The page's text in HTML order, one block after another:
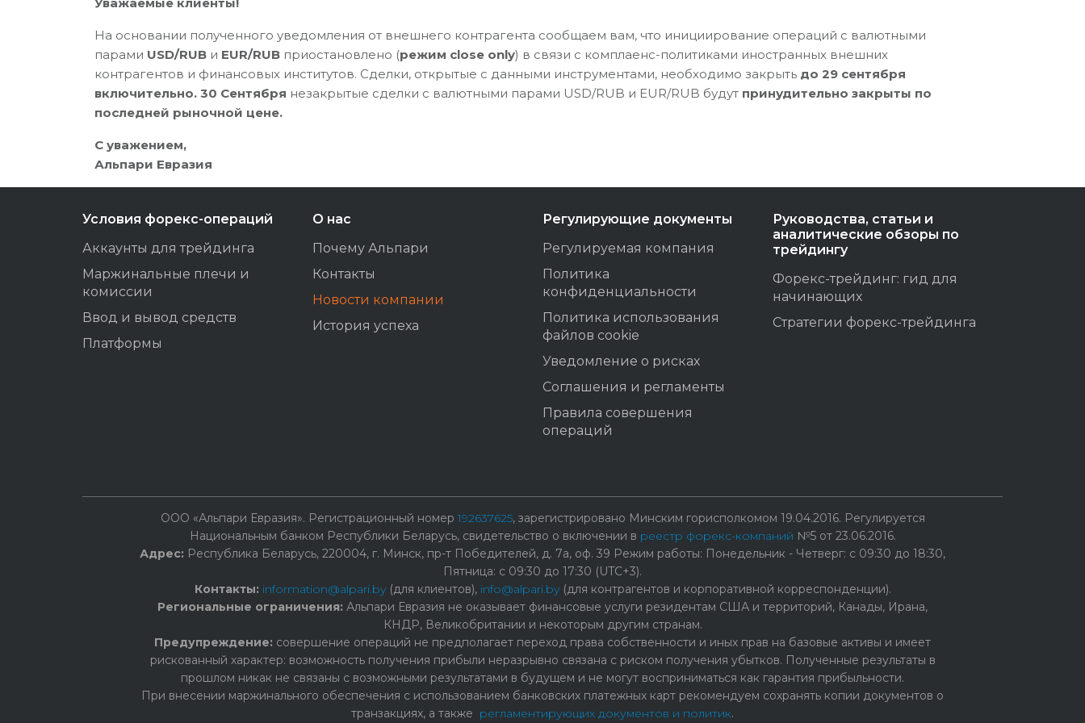
На основании полученного уведомления от внешнего контрагента сообщаем вам, что инициирование операций с валютными
парами USD/RUB и EUR/RUB приостановлено (режим close only) в связи с комплаенс-политиками иностранных внешних
контрагентов и финансовых институтов. Сделки, открытые с данными инструментами, необходимо закрыть до 29 сентября
включительно. 30 Сентября незакрытые сделки с валютными парами USD/RUB и EUR/RUB будут принудительно закрыты по
последней рыночной цене.
С уважением,
Альпари Евразия
Условия форекс-операций
Аккаунты для трейдинга
Маржинальные плечи и
комиссии
Ввод и вывод средств
Платформы
О нас
Почему Альпари
Контакты
Новости компании
История успеха
Регулирующие документы
Регулируемая компания
Политика
конфиденциальности
Политика использования
файлов cookie
Уведомление о рисках
Соглашения и регламенты
Правила совершения
операций
Руководства, статьи и
аналитические обзоры по
трейдингу
Форекс-трейдинг: гид для
начинающих
Стратегии форекс-трейдинга
ООО «Альпари Евразия». Регистрационный номер192637625, зарегистрировано Минским горисполкомом 19.04.2016. Регулируется
Национальным банком Республики Беларусь, свидетельство о включении в реестр форекс-компаний №5 от 23.06.2016.
Адрес: Республика Беларусь, 220004, г. Минск, пр-т Победителей, д. 7а, оф. 39 Режим работы: Понедельник - Четверг: с 09:30 до 18:30,
Пятница: с 09:30 до 17:30 (UTC+3).
Контакты: information@alpari.by(для клиентов), info@alpari.by(для контрагентов и корпоративной корреспонденции).
Региональные ограничения: Альпари Евразия не оказывает финансовые услуги резидентам США и территорий, Канады, Ирана,
КНДР, Великобритании и некоторым другим странам.
Предупреждение: cовершение операций не предполагает переход права собственности и иных прав на базовые активы и имеет
рискованный характер: возможность получения прибыли неразрывно связана с риском получения убытков. Полученные результаты в
прошлом никак не связаны с возможными результатами в будущем и не могут восприниматься как гарантия прибыльности.
При внесении маржинального обеспечения с использованием банковских платежных карт рекомендуем сохранять копии документов о
транзакциях, а также регламентирующих документов и политик.